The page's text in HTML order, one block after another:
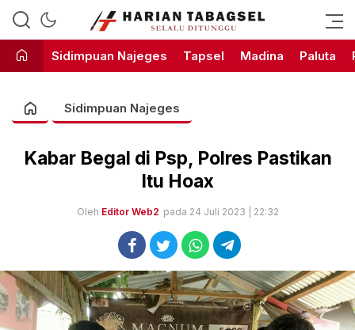
Harian Tabagsel
Harian Tabagsel Official Website
Sidimpuan Najeges
Tapsel Madina Paluta
Sidimpuan Najeges
Kabar Begal di Psp, Polres Pastikan
Itu Hoax
Oleh Editor Web2 pada 24 Juli 2023 | 22:32